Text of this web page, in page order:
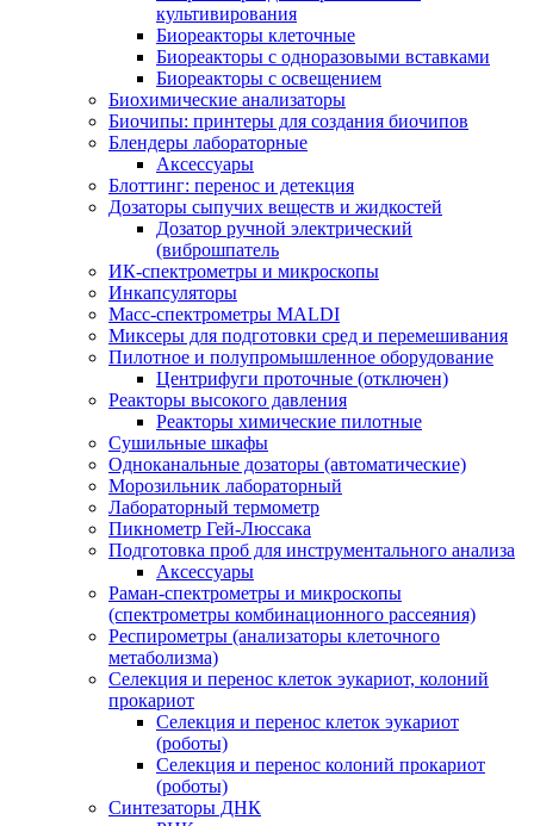
культивирования
Биореакторы клеточные
Биореакторы с одноразовыми вставками
Биореакторы с освещением
Биохимические анализаторы
Биочипы: принтеры для создания биочипов
Блендеры лабораторные
Аксессуары
Блоттинг: перенос и детекция
Дозаторы сыпучих веществ и жидкостей
Дозатор ручной электрический
(виброшпатель
ИК-спектрометры и микроскопы
Инкапсуляторы
Масс-спектрометры MALDI
Миксеры для подготовки сред и перемешивания
Пилотное и полупромышленное оборудование
Центрифуги проточные (отключен)
Реакторы высокого давления
Реакторы химические пилотные
Сушильные шкафы
Одноканальные дозаторы (автоматические)
Морозильник лабораторный
Лабораторный термометр
Пикнометр Гей-Люссака
Подготовка проб для инструментального анализа
Аксессуары
Раман-спектрометры и микроскопы
(спектрометры комбинационного рассеяния)
Респирометры (анализаторы клеточного
метаболизма)
Селекция и перенос клеток эукариот, колоний
прокариот
Селекция и перенос клеток эукариот
(роботы)
Селекция и перенос колоний прокариот
(роботы)
Синтезаторы ДНК